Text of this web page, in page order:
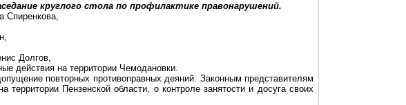
круглого стола по профилактике правонарушений.
Спиренкова,
Долгов,
действия на территории Чемодановки.
повторных противоправных деяний. Законным представителям
Пензенской области, о контроле занятости и досуга своих